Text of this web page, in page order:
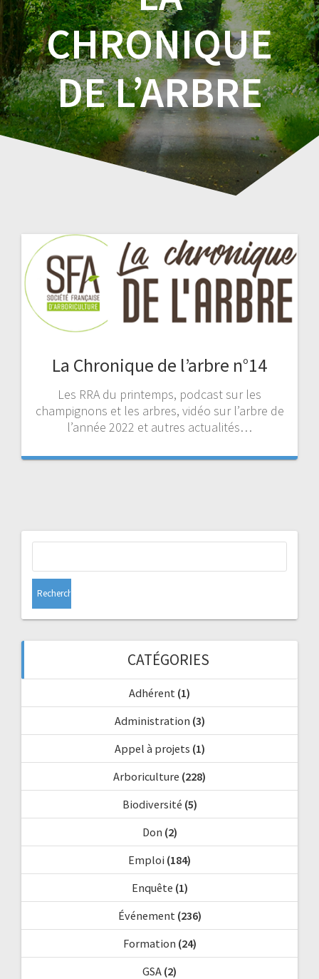
CHRONIQUE
DE L’ARBRE
La Chronique de l’arbre n°14
Les RRA du printemps, podcast sur les
champignons et les arbres, vidéo sur l’arbre de
l’année 2022 et autres actualités…
CATÉGORIES
Adhérent (1)
Administration (3)
Appel à projets (1)
Arboriculture (228)
Biodiversité (5)
Don (2)
Emploi (184)
Enquête (1)
Événement (236)
Formation (24)
GSA (2)